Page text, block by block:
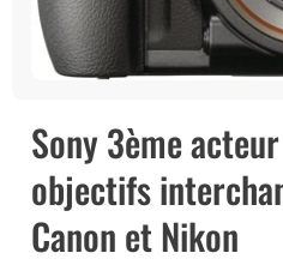
Sony 3ème
objectifs
Canon et Nikon